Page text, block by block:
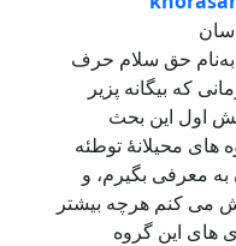
حق سلام حرف
که بیگانه پزیر
اول این بحث
های محیلانۀ توطئه
معرفی بگیرم، و
می کنم هرچه بیشتر
های این گروه